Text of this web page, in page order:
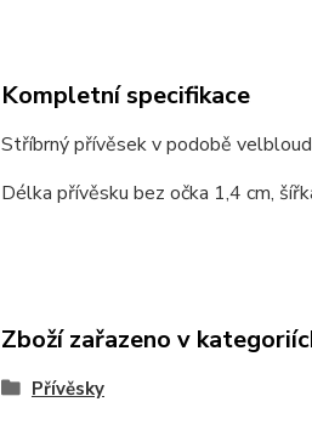
Kompletní specifikace
Stříbrný přívěsek v podobě
Délka přívěsku bez očka 1,4 cm,
Zboží zařazeno v
Přívěsky